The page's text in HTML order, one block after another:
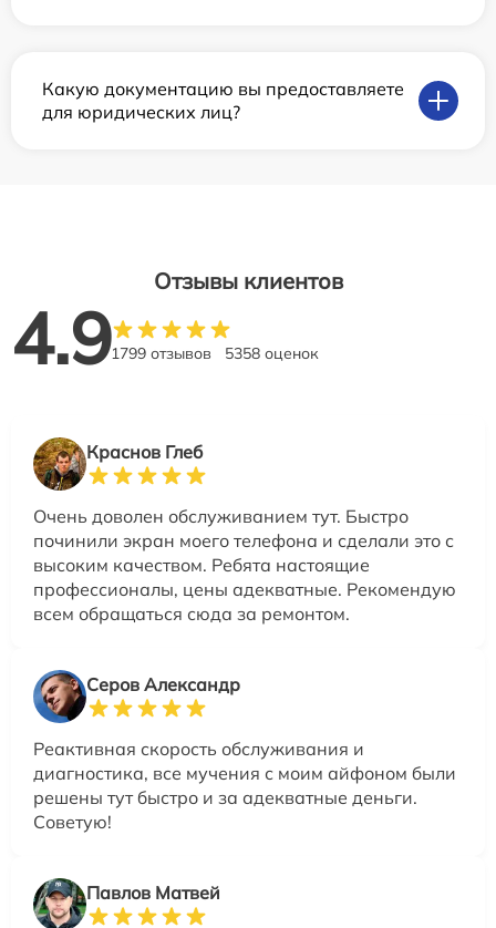
Какую документацию вы предоставляете
для юридических лиц?
Отзывы клиентов
4.91799 отзывов 5358 оценок
Краснов Глеб
Очень доволен обслуживанием тут. Быстро
починили экран моего телефона и сделали это с
высоким качеством. Ребята настоящие
профессионалы, цены адекватные. Рекомендую
всем обращаться сюда за ремонтом.
Серов Александр
Реактивная скорость обслуживания и
диагностика, все мучения с моим айфоном были
решены тут быстро и за адекватные деньги.
Советую!
Павлов Матвей